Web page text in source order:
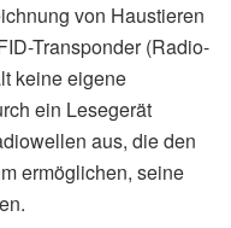
von Haustieren
Transponder (Radio-
keine eigene
ein Lesegerät
aus, die den
ermöglichen, seine